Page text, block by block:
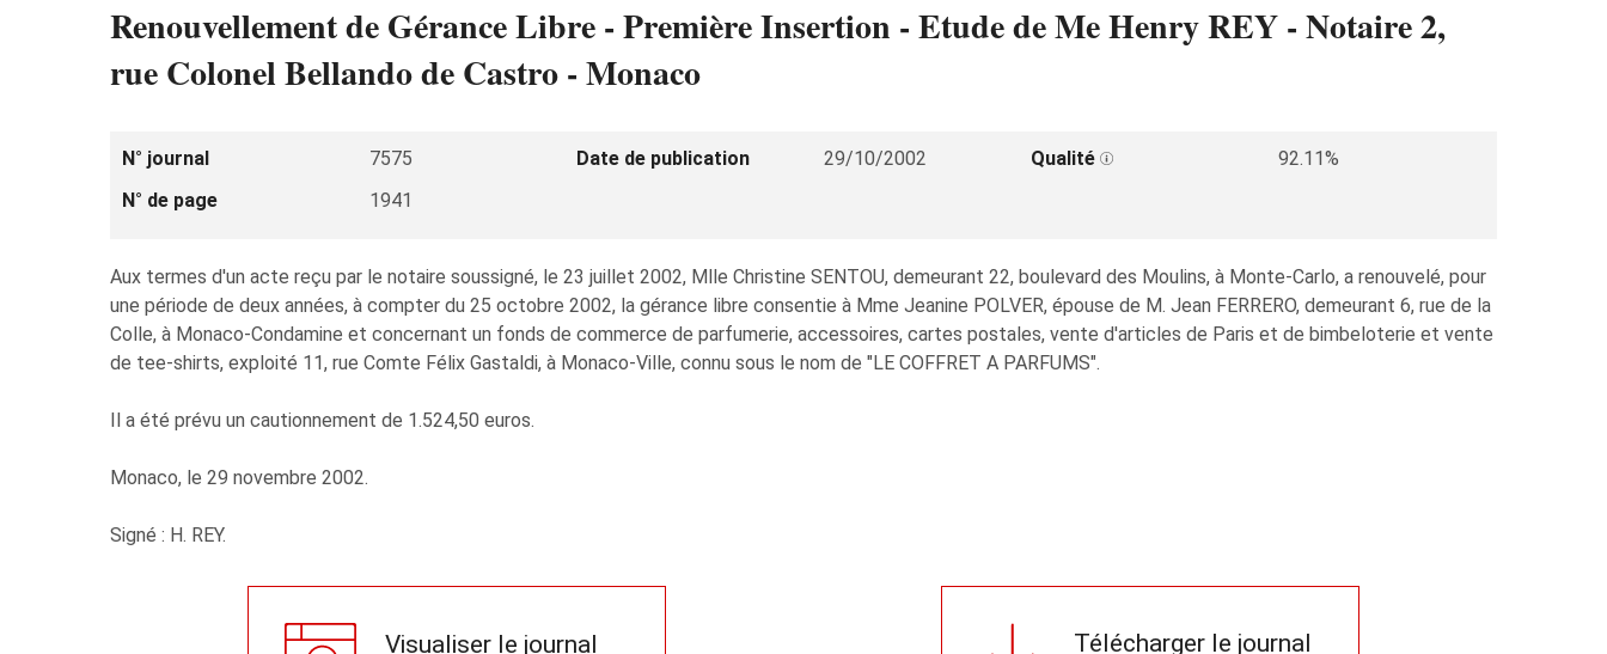
Renouvellement de Gérance Libre - Première Insertion - Etude de Me Henry REY - Notaire 2,
rue Colonel Bellando de Castro - Monaco
N° journal 7575 Date de publication 29/10/2002 Qualité
92.11%
N° de page
1941
Aux termes d'un acte reçu par le notaire soussigné, le 23 juillet 2002, Mlle Christine SENTOU, demeurant 22, boulevard des Moulins, à Monte-Carlo, a renouvelé, pour
une période de deux années, à compter du 25 octobre 2002, la gérance libre consentie à Mme Jeanine POLVER, épouse de M. Jean FERRERO, demeurant 6, rue de la
Colle, à Monaco-Condamine et concernant un fonds de commerce de parfumerie, accessoires, cartes postales, vente d'articles de Paris et de bimbeloterie et vente
de tee-shirts, exploité 11, rue Comte Félix Gastaldi, à Monaco-Ville, connu sous le nom de "LE COFFRET A PARFUMS".
Il a été prévu un cautionnement de 1.524,50 euros.
Monaco, le 29 novembre 2002.
Signé : H. REY.
Visualiser le journal Télécharger le journal